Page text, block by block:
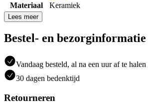
Materiaal
Keramiek
Lees meer
Bestel- en bezorginformatie
Vandaag besteld, al na een uur af te
30 dagen bedenktijd
Retourneren